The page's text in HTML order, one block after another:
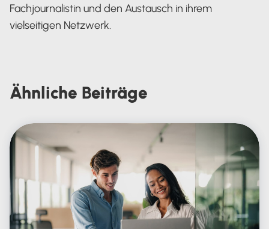
Fachjournalistin und den Austausch in ihrem
vielseitigen Netzwerk.
Ähnliche Beiträge